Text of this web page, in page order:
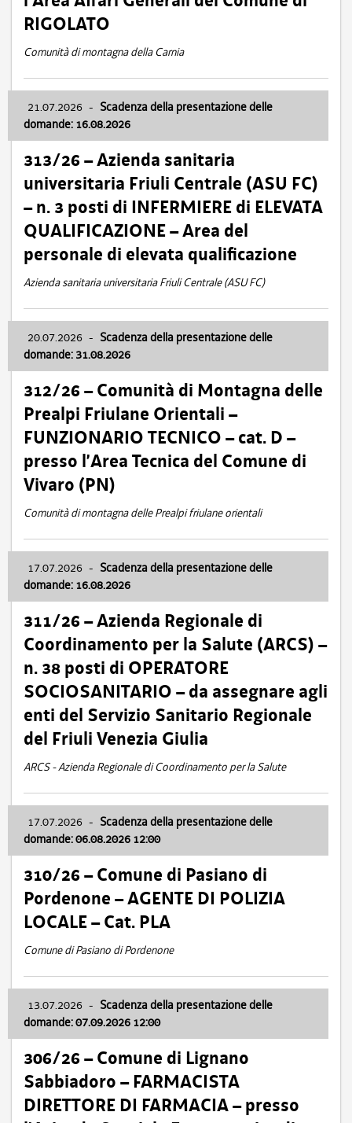
RIGOLATO
Comunità di montagna della Carnia
21.07.2026 - Scadenza della presentazione delle
domande: 16.08.2026
313/26 – Azienda sanitaria
universitaria Friuli Centrale (ASU FC)
– n. 3 posti di INFERMIERE di ELEVATA
QUALIFICAZIONE – Area del
personale di elevata qualificazione
Azienda sanitaria universitaria Friuli Centrale (ASU FC)
20.07.2026 - Scadenza della presentazione delle
domande: 31.08.2026
312/26 – Comunità di Montagna delle
Prealpi Friulane Orientali –
FUNZIONARIO TECNICO – cat. D –
presso l’Area Tecnica del Comune di
Vivaro (PN)
Comunità di montagna delle Prealpi friulane orientali
17.07.2026 - Scadenza della presentazione delle
domande: 16.08.2026
311/26 – Azienda Regionale di
Coordinamento per la Salute (ARCS) –
n. 38 posti di OPERATORE
SOCIOSANITARIO – da assegnare agli
enti del Servizio Sanitario Regionale
del Friuli Venezia Giulia
ARCS - Azienda Regionale di Coordinamento per la Salute
17.07.2026 - Scadenza della presentazione delle
domande: 06.08.2026 12:00
310/26 – Comune di Pasiano di
Pordenone – AGENTE DI POLIZIA
LOCALE – Cat. PLA
Comune di Pasiano di Pordenone
13.07.2026 - Scadenza della presentazione delle
domande: 07.09.2026 12:00
306/26 – Comune di Lignano
Sabbiadoro – FARMACISTA
DIRETTORE DI FARMACIA – presso